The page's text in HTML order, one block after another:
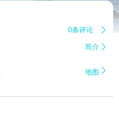
0条评论 
简介 
地图 